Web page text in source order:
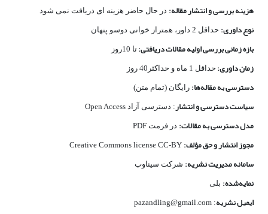
هزینه بررسی و انتشار مقاله: در حال حاضر هزینه­ ای دریافت نمی­ شود
نوع داوری: حداقل 2 داور، همتراز خوانی دوسو پنهان
بازه زمانی بررسی اولیه مقالات دریافتی: تا 10روز
زمان داوری: حداقل 1 ماه و حداکثر40 روز
دسترسی به مقاله‌ها: رایگان (تمام متن)
سیاست دسترسی و انتشار: دسترسی آزاد Open Access
مدل دسترسی به مقالات: در فرمت PDF
مجوز انتشار و حق مؤلف:
سامانه مدیریت نشریه: شرکت سیناوب
نمایه‌شده: بلی
ایمیل نشریه: pazandling@gmail.com